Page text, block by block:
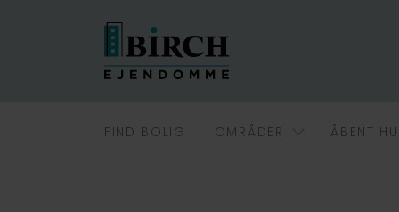
FIND BOLIG OMRÅDER ÅBENT